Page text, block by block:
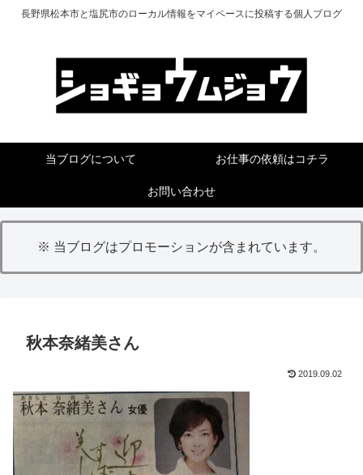
長野県松本市と塩尻市のローカル情報をマイペースに投稿する個人ブログ
当ブログについて お仕事の依頼はコチラ
お問い合わせ
※ 当ブログはプロモーションが含まれています。
秋本奈緒美さん
2019.09.02